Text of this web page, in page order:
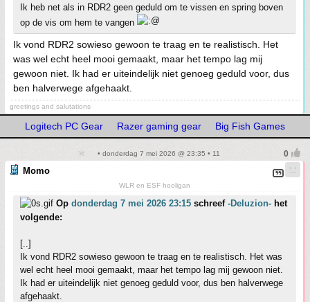
Ik heb net als in RDR2 geen geduld om te vissen en spring boven
op de vis om hem te vangen
Ik vond RDR2 sowieso gewoon te traag en te realistisch. Het
was wel echt heel mooi gemaakt, maar het tempo lag mij
gewoon niet. Ik had er uiteindelijk niet genoeg geduld voor, dus
ben halverwege afgehaakt.
greetings and salutations
Logitech PC Gear Razer gaming gear Big Fish Games
• donderdag 7 mei 2026 @ 23:35 • 11
Momo
WLR en ESF hooligan
Op donderdag 7 mei 2026 23:15 schreef -Deluzion- het
volgende:
[..]
Ik vond RDR2 sowieso gewoon te traag en te realistisch. Het was
wel echt heel mooi gemaakt, maar het tempo lag mij gewoon niet.
Ik had er uiteindelijk niet genoeg geduld voor, dus ben halverwege
afgehaakt.